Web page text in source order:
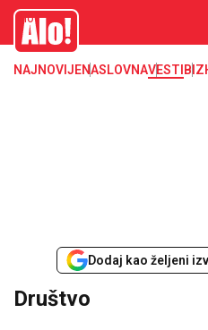
Društvo, društvene teme
Alo
NAJNOVIJENASLOVNAVESTI BIZ
Dodaj kao željeni
Društvo